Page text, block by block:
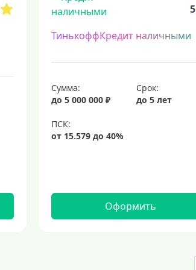
5
ТинькоффКредит наличными
Сумма:
до 5 000 000 ₽
Срок:
до 5 лет
Оформить